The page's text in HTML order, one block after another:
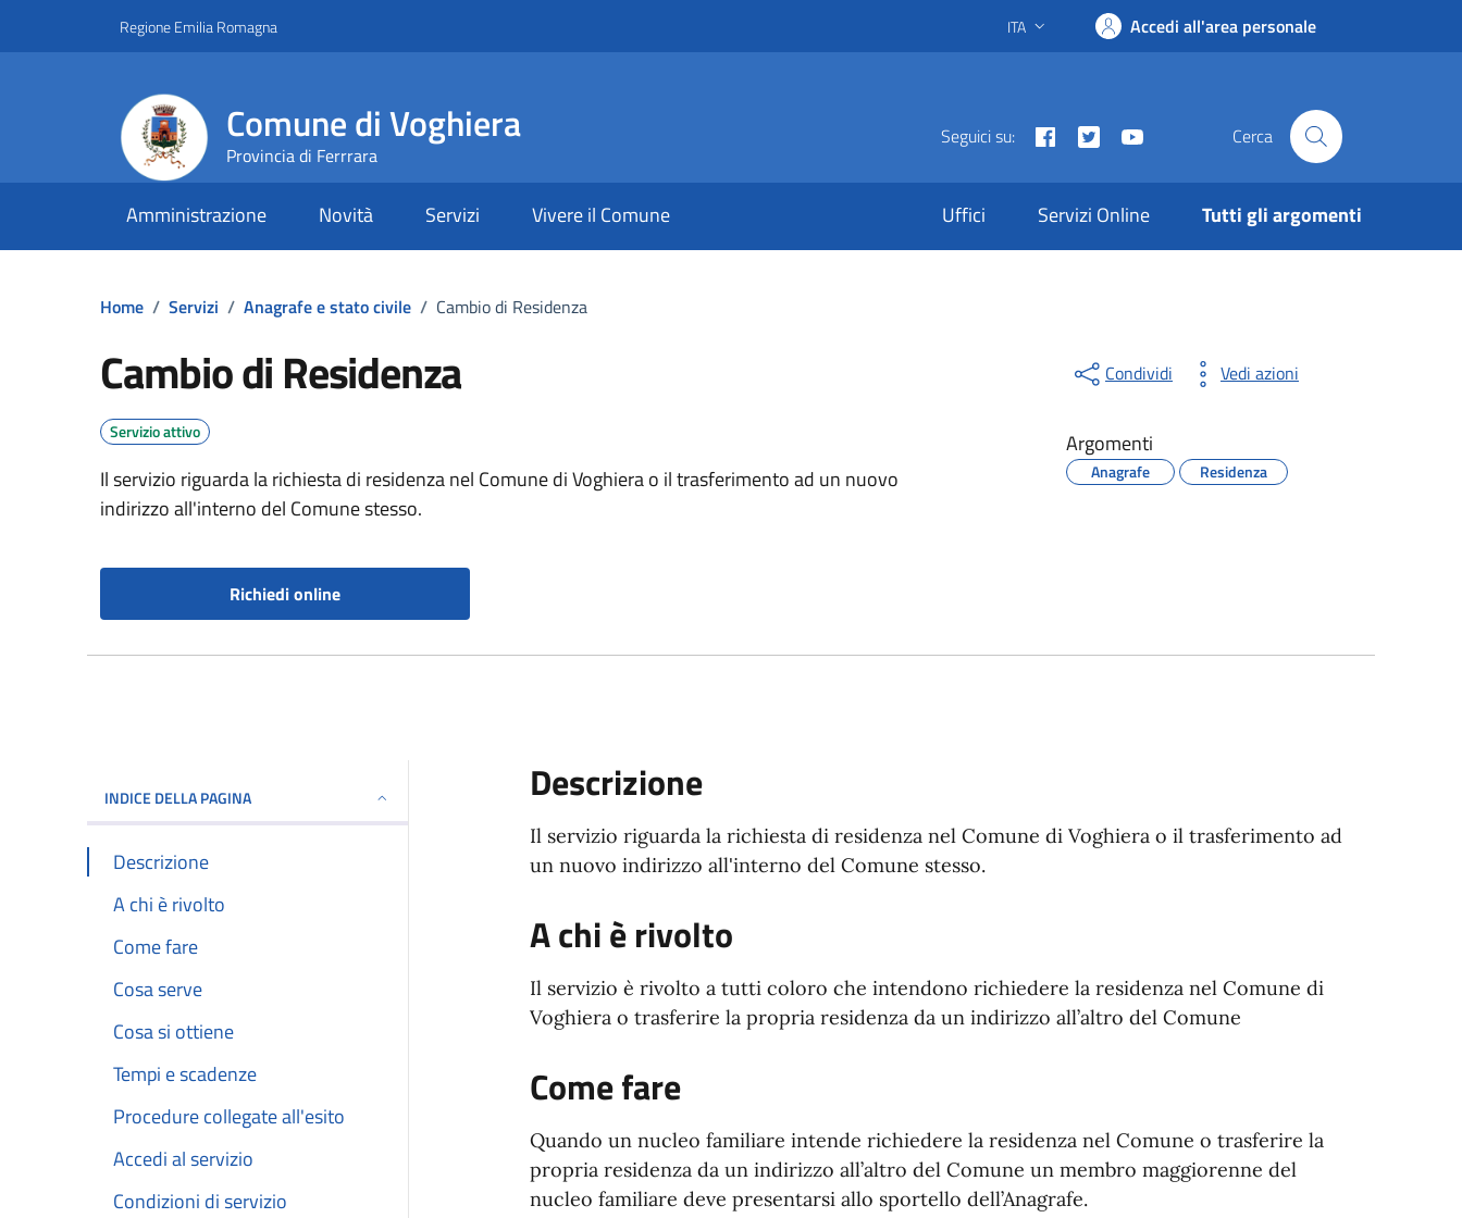
Regione Emilia Romagna Lingua attiva:
ITA Accedi all'area personale
Comune di Voghiera
Provincia di Ferrrara
Seguici su: FacebookTwitter Cerca
Amministrazione Novità Servizi Vivere il Comune Uffici Servizi Online Tutti gli argomenti
Home / Servizi / Anagrafe e stato civile / Cambio di Residenza
Cambio di Residenza
Servizio attivo
Il servizio riguarda la richiesta di residenza nel Comune di Voghiera o il trasferimento ad un nuovo
indirizzo all'interno del Comune stesso.
Richiedi online
Condividi Vedi azioni
Argomenti
Anagrafe Residenza
INDICE DELLA PAGINA
Descrizione
A chi è rivolto
Come fare
Cosa serve
Cosa si ottiene
Tempi e scadenze
Procedure collegate all'esito
Accedi al servizio
Condizioni di servizio
Descrizione
Il servizio riguarda la richiesta di residenza nel Comune di Voghiera o il trasferimento ad
un nuovo indirizzo all'interno del Comune stesso.
A chi è rivolto
Il servizio è rivolto a tutti coloro che intendono richiedere la residenza nel Comune di
Voghiera o trasferire la propria residenza da un indirizzo all’altro del Comune
Come fare
Quando un nucleo familiare intende richiedere la residenza nel Comune o trasferire la
propria residenza da un indirizzo all’altro del Comune un membro maggiorenne del
nucleo familiare deve presentarsi allo sportello dell’Anagrafe.